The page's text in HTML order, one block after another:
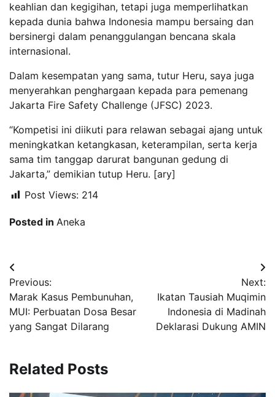
keahlian dan kegigihan, tetapi juga memperlihatkan
kepada dunia bahwa Indonesia mampu bersaing dan
bersinergi dalam penanggulangan bencana skala
internasional.
Dalam kesempatan yang sama, tutur Heru, saya juga
menyerahkan penghargaan kepada para pemenang
Jakarta Fire Safety Challenge (JFSC) 2023.
“Kompetisi ini diikuti para relawan sebagai ajang untuk
meningkatkan ketangkasan, keterampilan, serta kerja
sama tim tanggap darurat bangunan gedung di
Jakarta,” demikian tutup Heru. [ary]
Post Views: 214
Posted in Aneka
Navigasi
pos
Previous:
Marak Kasus Pembunuhan,
MUI: Perbuatan Dosa Besar
yang Sangat Dilarang
Next:
Ikatan Tausiah Muqimin
Indonesia di Madinah
Deklarasi Dukung AMIN
Related Posts